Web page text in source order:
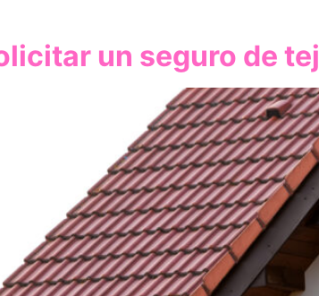
un seguro de